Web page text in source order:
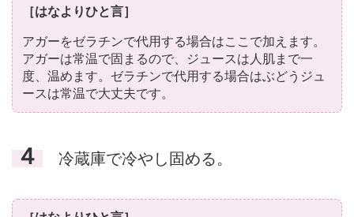
［はなよりひと言］
アガーをゼラチンで代用する場合はここで加えます。
アガーは常温で固まるので、ジュースは人肌まで一
度、温めます。ゼラチンで代用する場合はぶどうジュ
ースは常温で大丈夫です。
４ 冷蔵庫で冷やし固める。